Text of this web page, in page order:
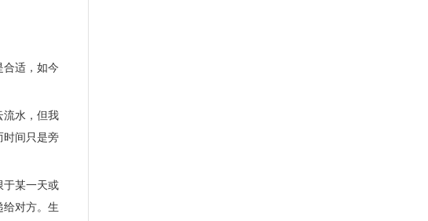
合适，如今
流水，但我
时间只是旁
于某一天或
给对方。生